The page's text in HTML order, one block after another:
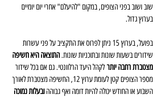
שוב ושוב בפני הצופים, במקום "להיעלם" אחרי יום יומיים
בערוץ גדול.
בפועל, בערוץ 15 ניתן לפרוס את התקציב על פני עשרות
שידורים בשעות שונות ובתוכניות שונות. התוצאה היא חשיפה
מצטברת רחבה יותר לקהל היעד הרלוונטי. גם אם בכל שידור
מספר הצופים קטן לעומת ערוץ 12, החשיפה מצטברת לאורך
השבוע או החודש יכולה להיות דומה ואף גבוהה ובעלות נמוכה